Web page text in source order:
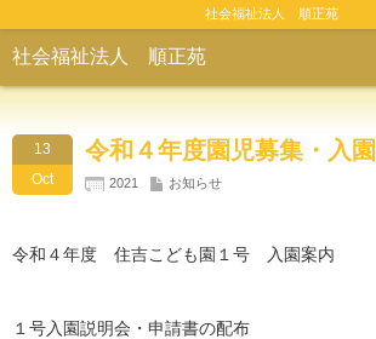
社会福祉法人 順正苑
社会福祉法人 順正苑
13
Oct
令和４年度園児募集・入
2021 お知らせ
令和４年度 住吉こども園１号 入園案内
１号入園説明会・申請書の配布